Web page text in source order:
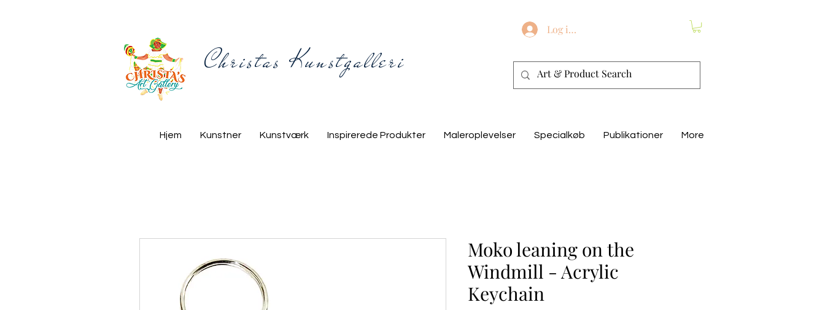
Christas Kunstgalleri
Log ind
Hjem Kunstner Kunstværk Inspirerede Produkter Maleroplevelser Specialkøb Publikationer More
Moko leaning on the
Windmill - Acrylic
Keychain